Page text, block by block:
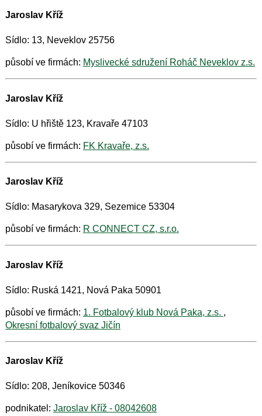
Jaroslav Kříž
Sídlo: 13, Neveklov 25756
působí ve firmách: Myslivecké sdružení Roháč Neveklov z.s.
Jaroslav Kříž
Sídlo: U hřiště 123, Kravaře 47103
působí ve firmách: FK Kravaře, z.s.
Jaroslav Kříž
Sídlo: Masarykova 329, Sezemice 53304
působí ve firmách: R CONNECT CZ, s.r.o.
Jaroslav Kříž
Sídlo: Ruská 1421, Nová Paka 50901
působí ve firmách: 1. Fotbalový klub Nová Paka, z.s. ,
Okresní fotbalový svaz Jičín
Jaroslav Kříž
Sídlo: 208, Jeníkovice 50346
podnikatel: Jaroslav Kříž - 08042608